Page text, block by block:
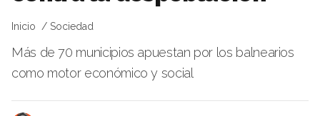
Inicio Sociedad
Más de 70 municipios apuestan por los balnearios
como motor económico y social